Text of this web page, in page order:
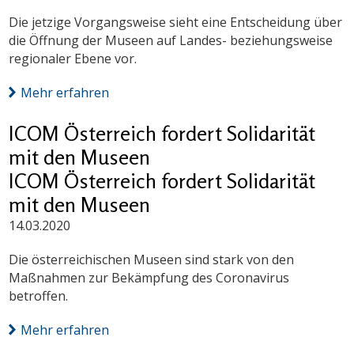
Die jetzige Vorgangsweise sieht eine Entscheidung über
die Öffnung der Museen auf Landes- beziehungsweise
regionaler Ebene vor.
Mehr erfahren
ICOM Österreich fordert Solidarität
mit den Museen
ICOM Österreich fordert Solidarität
mit den Museen
14.03.2020
Die österreichischen Museen sind stark von den
Maßnahmen zur Bekämpfung des Coronavirus
betroffen.
Mehr erfahren